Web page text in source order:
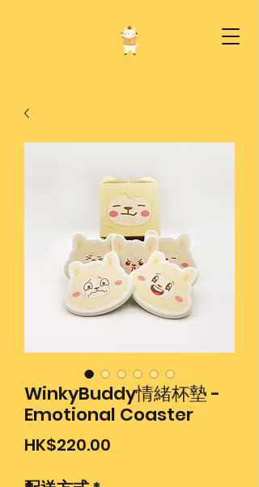
WinkyBuddy情緒杯墊 -
Emotional Coaster
HK$220.00